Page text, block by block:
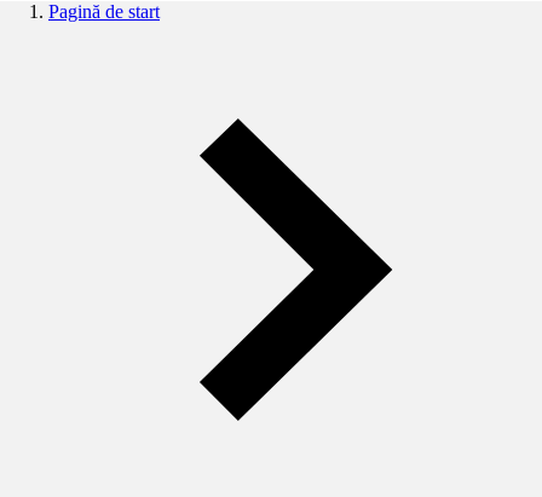
Pagină de start